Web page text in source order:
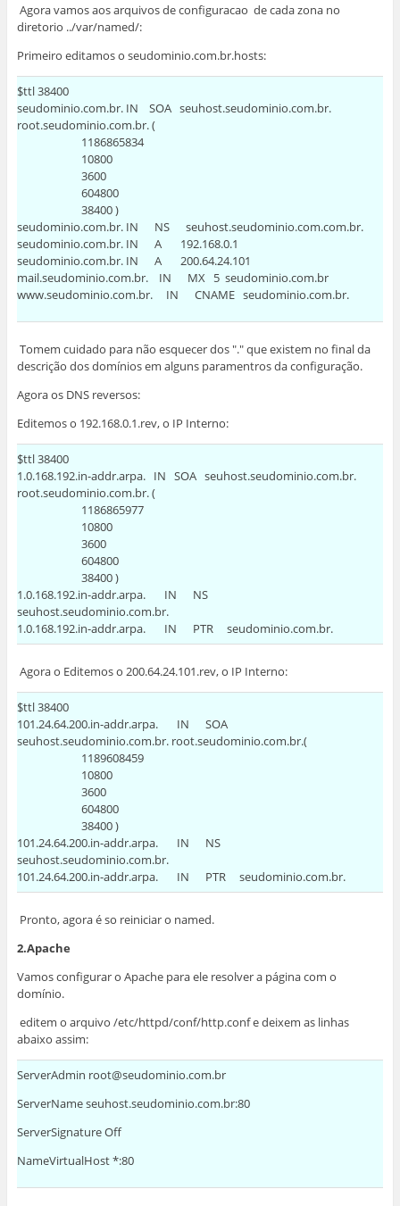
Agora vamos aos arquivos de configuracao de cada zona no
diretorio ../var/named/:
Primeiro editamos o seudominio.com.br.hosts:
$ttl 38400
seudominio.com.br. IN SOA seuhost.seudominio.com.br.
root.seudominio.com.br. (
1186865834
10800
3600
604800
38400 )
seudominio.com.br. IN NS seuhost.seudominio.com.com.br.
seudominio.com.br. IN A 192.168.0.1
seudominio.com.br. IN A 200.64.24.101
mail.seudominio.com.br. IN MX 5 seudominio.com.br
www.seudominio.com.br. IN CNAME seudominio.com.br.
Tomem cuidado para não esquecer dos "." que existem no final da
descrição dos domínios em alguns paramentros da configuração.
Agora os DNS reversos:
Editemos o 192.168.0.1.rev, o IP Interno:
$ttl 38400
1.0.168.192.in-addr.arpa. IN SOA seuhost.seudominio.com.br.
root.seudominio.com.br. (
1186865977
10800
3600
604800
38400 )
1.0.168.192.in-addr.arpa. IN NS
seuhost.seudominio.com.br.
1.0.168.192.in-addr.arpa. IN PTR seudominio.com.br.
Agora o Editemos o 200.64.24.101.rev, o IP Interno:
$ttl 38400
101.24.64.200.in-addr.arpa. IN SOA
seuhost.seudominio.com.br. root.seudominio.com.br.(
1189608459
10800
3600
604800
38400 )
101.24.64.200.in-addr.arpa. IN NS
seuhost.seudominio.com.br.
101.24.64.200.in-addr.arpa. IN PTR seudominio.com.br.
Pronto, agora é so reiniciar o named.
2.Apache
Vamos configurar o Apache para ele resolver a página com o
domínio.
editem o arquivo /etc/httpd/conf/http.conf e deixem as linhas
abaixo assim:
ServerAdmin root@seudominio.com.br
ServerName seuhost.seudominio.com.br:80
ServerSignature Off
NameVirtualHost *:80